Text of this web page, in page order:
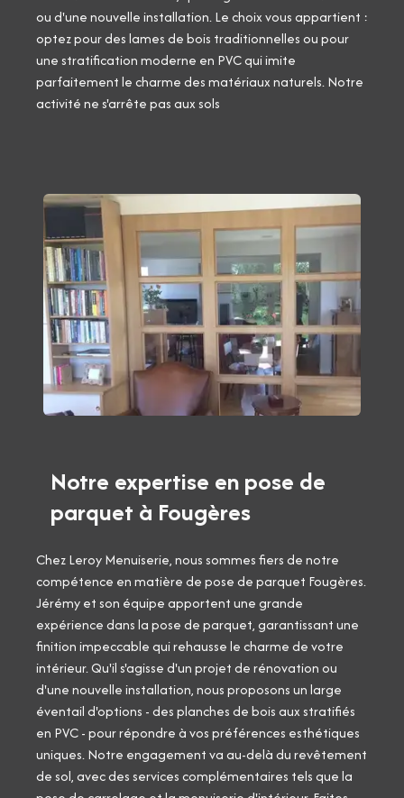
ou d'une nouvelle installation. Le choix vous appartient :
optez pour des lames de bois traditionnelles ou pour
une stratification moderne en PVC qui imite
parfaitement le charme des matériaux naturels. Notre
activité ne s'arrête pas aux sols
Notre expertise en pose de
parquet à Fougères
Chez Leroy Menuiserie, nous sommes fiers de notre
compétence en matière de pose de parquet Fougères.
Jérémy et son équipe apportent une grande
expérience dans la pose de parquet, garantissant une
finition impeccable qui rehausse le charme de votre
intérieur. Qu'il s'agisse d'un projet de rénovation ou
d'une nouvelle installation, nous proposons un large
éventail d'options - des planches de bois aux stratifiés
en PVC - pour répondre à vos préférences esthétiques
uniques. Notre engagement va au-delà du revêtement
de sol, avec des services complémentaires tels que la